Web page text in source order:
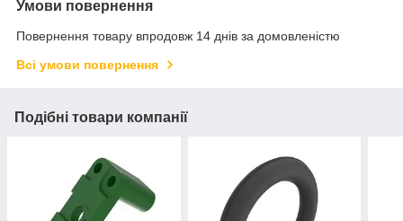
Умови повернення
Повернення товару впродовж 14 днів за домовленістю
Всі умови повернення
Подібні товари компанії